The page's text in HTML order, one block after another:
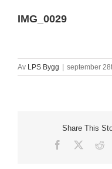
IMG_0029
Av LPS Bygg september
Share This
Facebook